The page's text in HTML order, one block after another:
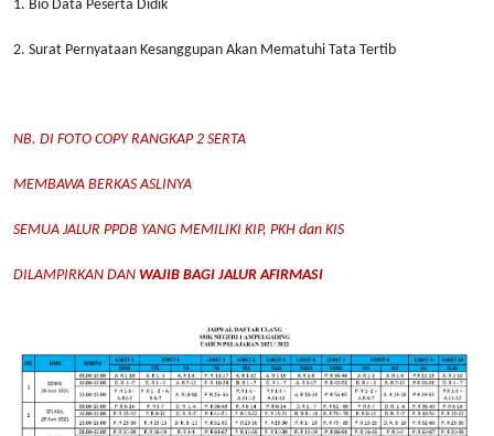
1. Bio Data Peserta Didik
2. Surat Pernyataan Kesanggupan Akan Mematuhi Tata Tertib
NB. DI FOTO COPY RANGKAP 2 SERTA
MEMBAWA BERKAS ASLINYA
SEMUA JALUR PPDB YANG MEMILIKI KIP, PKH dan KIS
DILAMPIRKAN DAN WAJIB BAGI JALUR AFIRMASI